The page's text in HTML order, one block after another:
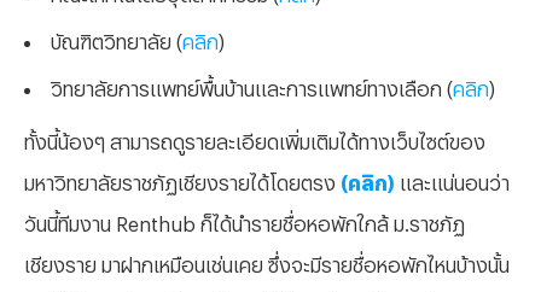
บัณฑิตวิทยาลัย (คลิก)
วิทยาลัยการแพทย์พื้นบ้านและการแพทย์ทางเลือก (คลิก)
ทั้งนี้น้องๆ สามารถดูรายละเอียดเพิ่มเติมได้ทางเว็บไซต์ของ
มหาวิทยาลัยราชภัฏเชียงรายได้โดยตรง (คลิก) และแน่นอนว่า
วันนี้ทีมงาน Renthub ก็ได้นำรายชื่อหอพักใกล้ ม.ราชภัฏ
เชียงราย มาฝากเหมือนเช่นเคย ซึ่งจะมีรายชื่อหอพักไหนบ้างนั้น